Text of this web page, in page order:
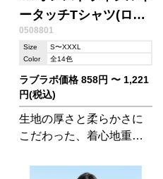
ータッチTシャツ(ロー
ブリード)
0508801
Size
S〜XXXL
Color
全14色
ラブラボ価格 858円 〜 1,221
円(税込)
生地の厚さと柔らかさに
こだわった、着心地重視